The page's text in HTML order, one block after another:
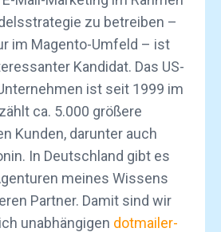
zu betreiben –
im Magento-Umfeld – ist
Kandidat. Das US-
ist seit 1999 im
ca. 5.000 größere
Kunden, darunter auch
In Deutschland gibt es
meines Wissens
Partner. Damit sind wir
unabhängigen dotmailer-